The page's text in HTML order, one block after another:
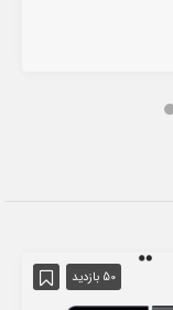
50 بازدید